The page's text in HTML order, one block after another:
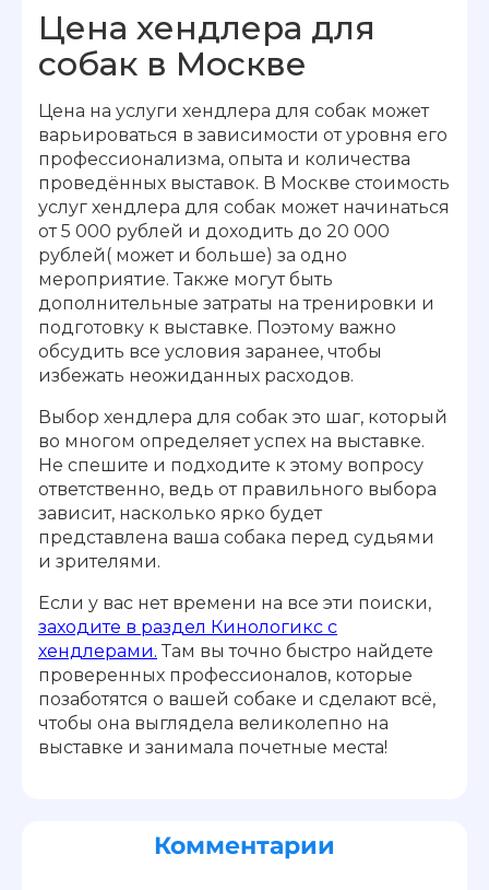
Цена хендлера для
собак в Москве
Цена на услуги хендлера для собак может
варьироваться в зависимости от уровня его
профессионализма, опыта и количества
проведённых выставок. В Москве стоимость
услуг хендлера для собак может начинаться
от 5 000 рублей и доходить до 20 000
рублей( может и больше) за одно
мероприятие. Также могут быть
дополнительные затраты на тренировки и
подготовку к выставке. Поэтому важно
обсудить все условия заранее, чтобы
избежать неожиданных расходов.
Выбор хендлера для собак это шаг, который
во многом определяет успех на выставке.
Не спешите и подходите к этому вопросу
ответственно, ведь от правильного выбора
зависит, насколько ярко будет
представлена ваша собака перед судьями
и зрителями.
Если у вас нет времени на все эти поиски,
заходите в раздел Кинологикс с
хендлерами. Там вы точно быстро найдете
проверенных профессионалов, которые
позаботятся о вашей собаке и сделают всё,
чтобы она выглядела великолепно на
выставке и занимала почетные места!
Комментарии